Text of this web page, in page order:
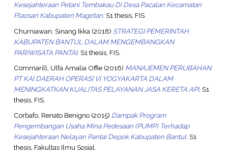
Kesejahteraan Petani Tembakau Di Desa Pacalan Kecamatan
Plaosan Kabupaten Magetan. S1 thesis, FIS.
Churniawan, Sinang Ikka (2018) STRATEGI PEMERINTAH
KABUPATEN BANTUL DALAM MENGEMBANGKAN
PARIWISATA PANTAI. S1 thesis, FIS.
Commarill, Ulfa Amalia Offie(2016) MANAJEMEN PERUBAHAN
PT KAI DAERAH OPERASI VI YOGYAKARTA DALAM
MENINGKATKAN KUALITAS PELAYANAN JASA KERETA API. S1
thesis, FIS.
Corbafo, Renato Benigno(2015) Dampak Program
Pengembangan Usaha Mina Pedesaan (PUMP) Terhadap
Kesejahteraan Nelayan Pantai Depok Kabupaten Bantul. S1
thesis, Fakultas Ilmu Sosial.